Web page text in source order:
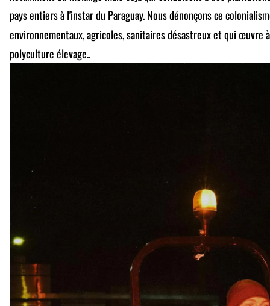
pays entiers à l'instar du Paraguay. Nous dénonçons ce
environnementaux, agricoles, sanitaires désastreux et qui œuvre
polyculture élevage..